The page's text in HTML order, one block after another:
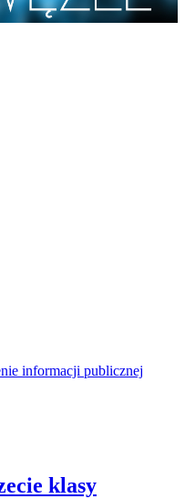
informacji publicznej
klasy